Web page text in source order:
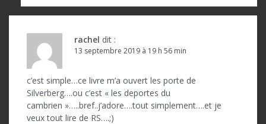
rachel dit :
13 septembre 2019 à 19 h 56 min
c’est simple…ce livre m’a ouvert les porte de
Silverberg….ou c’est « les deportes du
cambrien »…..bref..j’adore….tout simplement….et je
veux tout lire de RS….;)